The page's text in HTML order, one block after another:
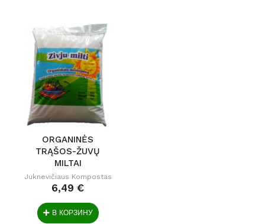
ORGANINĖS
TRĄŠOS-ŽUVŲ
MILTAI
Juknevičiaus Kompostas
6,49 €
В КОРЗИНУ